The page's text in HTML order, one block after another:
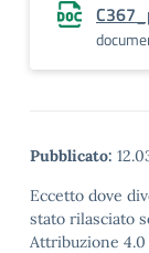
Pubblicato:
Eccetto dove
stato rilasciato
Attribuzione 4.0